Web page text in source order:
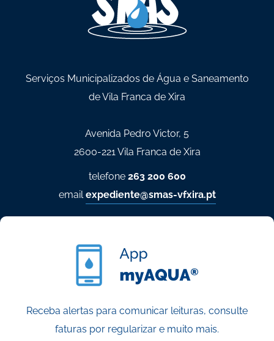
Serviços Municipalizados de Água e Saneamento
de Vila Franca de Xira
Avenida Pedro Victor, 5
2600-221 Vila Franca de Xira
telefone 263 200 600
emailexpediente@smas-vfxira.pt
Receba alertas para comunicar leituras, consulte
faturas por regularizar e muito mais.